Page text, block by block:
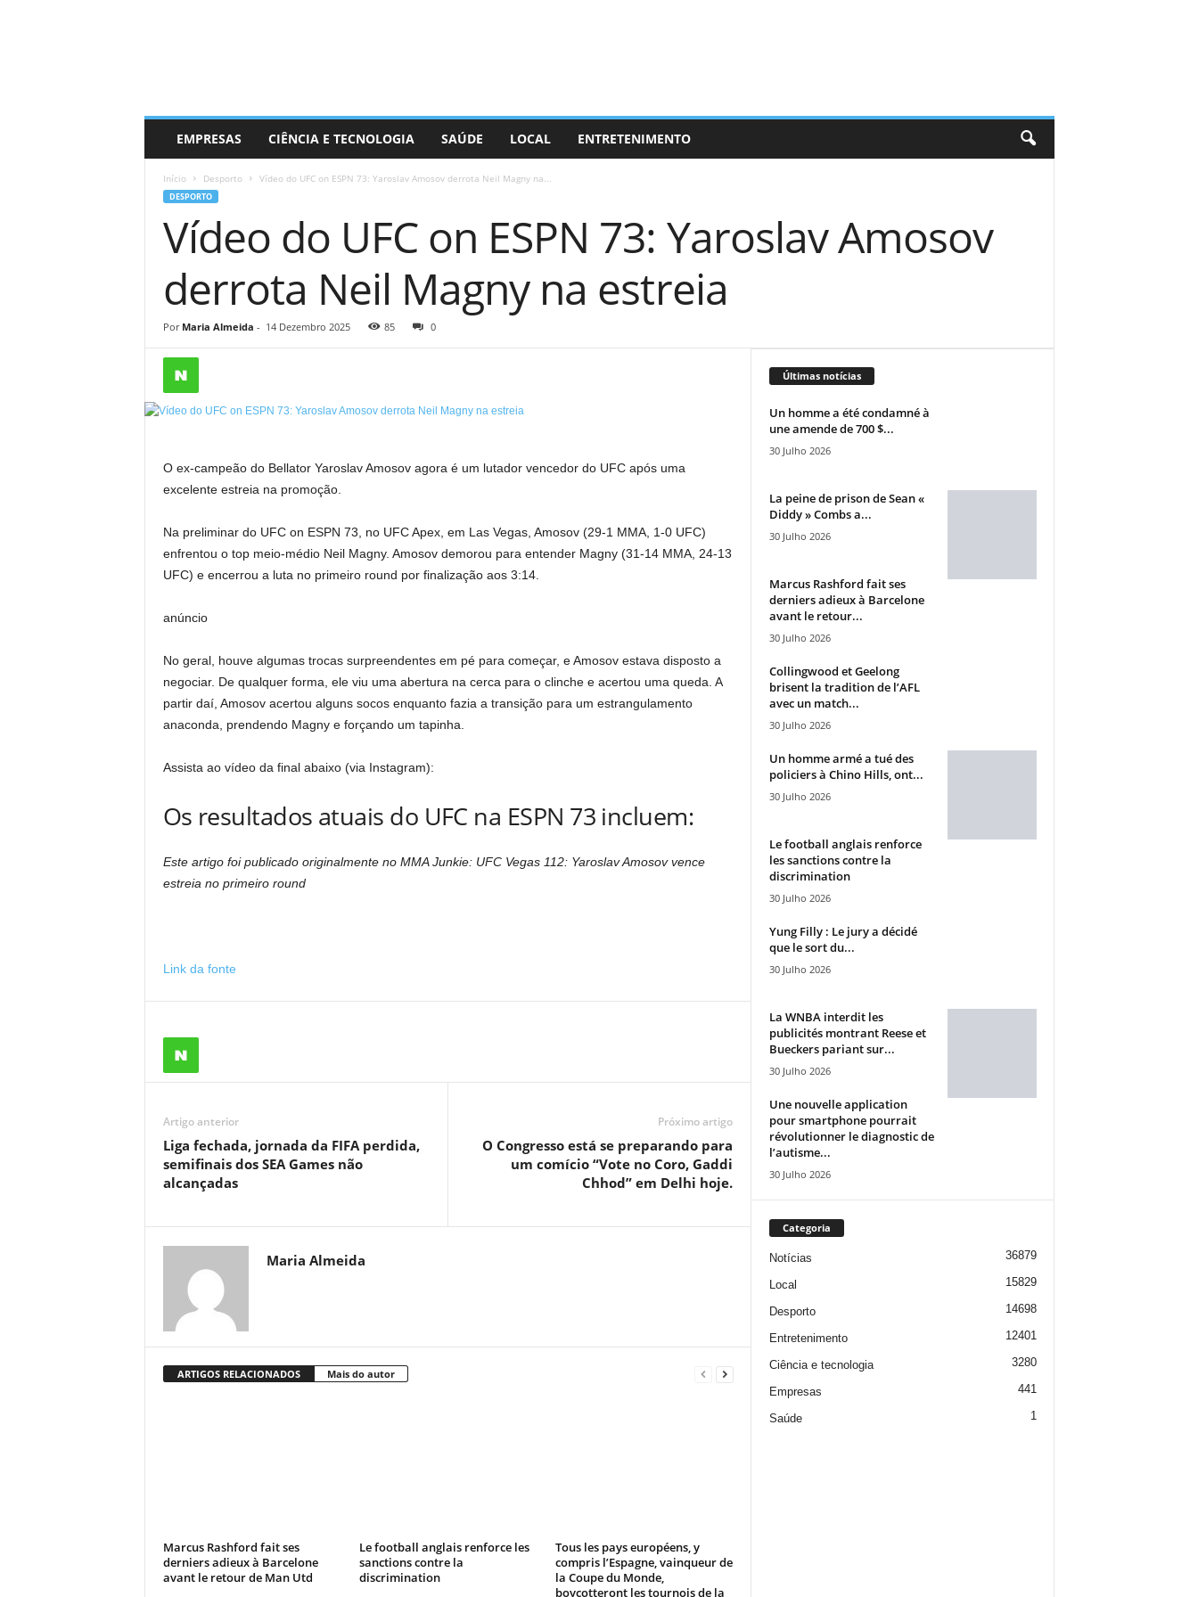
EMPRESAS CIÊNCIA E TECNOLOGIA SAÚDE LOCAL ENTRETENIMENTO
Início Desporto Vídeo do UFC on ESPN 73: Yaroslav Amosov derrota Neil Magny na...
DESPORTO
Vídeo do UFC on ESPN 73: Yaroslav Amosov
derrota Neil Magny na estreia
Por Maria Almeida - 14 Dezembro 2025 85 0
O ex-campeão do Bellator Yaroslav Amosov agora é um lutador vencedor do UFC após uma
excelente estreia na promoção.
Na preliminar do UFC on ESPN 73, no UFC Apex, em Las Vegas, Amosov (29-1 MMA, 1-0 UFC)
enfrentou o top meio-médio Neil Magny. Amosov demorou para entender Magny (31-14 MMA, 24-13
UFC) e encerrou a luta no primeiro round por finalização aos 3:14.
anúncio
No geral, houve algumas trocas surpreendentes em pé para começar, e Amosov estava disposto a
negociar. De qualquer forma, ele viu uma abertura na cerca para o clinche e acertou uma queda. A
partir daí, Amosov acertou alguns socos enquanto fazia a transição para um estrangulamento
anaconda, prendendo Magny e forçando um tapinha.
Assista ao vídeo da final abaixo (via Instagram):
Os resultados atuais do UFC na ESPN 73 incluem:
Este artigo foi publicado originalmente no MMA Junkie: UFC Vegas 112: Yaroslav Amosov vence
estreia no primeiro round
Link da fonte
Artigo anterior
Liga fechada, jornada da FIFA perdida,
semifinais dos SEA Games não
alcançadas
Próximo artigo
O Congresso está se preparando para
um comício “Vote no Coro, Gaddi
Chhod” em Delhi hoje.
Maria Almeida
ARTIGOS RELACIONADOS Mais do autor
Marcus Rashford fait ses
derniers adieux à Barcelone
avant le retour de Man Utd
Le football anglais renforce les
sanctions contre la
discrimination
Tous les pays européens, y
compris l’Espagne, vainqueur de
la Coupe du Monde,
boycotteront les tournois de la
Últimas notícias
Un homme a été condamné à
une amende de 700 $...
30 Julho 2026
La peine de prison de Sean «
Diddy » Combs a...
30 Julho 2026
Marcus Rashford fait ses
derniers adieux à Barcelone
avant le retour...
30 Julho 2026
Collingwood et Geelong
brisent la tradition de l’AFL
avec un match...
30 Julho 2026
Un homme armé a tué des
policiers à Chino Hills, ont...
30 Julho 2026
Le football anglais renforce
les sanctions contre la
discrimination
30 Julho 2026
Yung Filly : Le jury a décidé
que le sort du...
30 Julho 2026
La WNBA interdit les
publicités montrant Reese et
Bueckers pariant sur...
30 Julho 2026
Une nouvelle application
pour smartphone pourrait
révolutionner le diagnostic de
l’autisme...
30 Julho 2026
Categoria
Notícias 36879
Local 15829
Desporto 14698
Entretenimento 12401
Ciência e tecnologia 3280
Empresas 441
Saúde 1